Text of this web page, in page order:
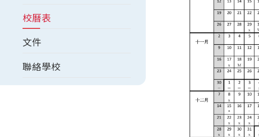
校曆表
文件
聯絡學校